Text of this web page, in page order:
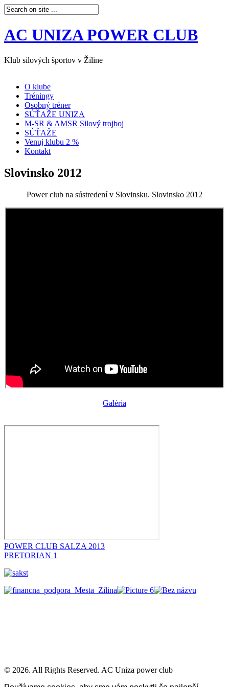
AC UNIZA POWER CLUB
Klub silových športov v Žiline
O klube
Tréningy
Osobný tréner
SÚŤAŽE UNIZA
M-SR & AMSR Silový trojboj
SÚŤAŽE
Venuj klubu 2 %
Kontakt
Slovinsko 2012
Power club na sústredení v Slovinsku. Slovinsko 2012
Galéria
POWER CLUB SALZA 2013
PRETORIAN 1
© 2026. All Rights Reserved. AC Uniza power club